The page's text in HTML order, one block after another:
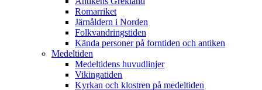
Romarriket
Järnåldern i Norden
Folkvandringstiden
Kända personer på forntiden och antiken
Medeltiden
Medeltidens huvudlinjer
Vikingatiden
Kyrkan och klostren på medeltiden